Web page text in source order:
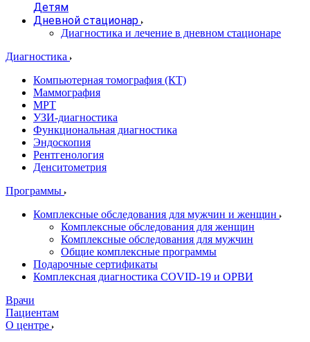
Детям
Дневной стационар
Диагностика и лечение в дневном стационаре
Диагностика
Компьютерная томография (КТ)
Маммография
МРТ
УЗИ-диагностика
Функциональная диагностика
Эндоскопия
Рентгенология
Денситометрия
Программы
Комплексные обследования для мужчин и женщин
Комплексные обследования для женщин
Комплексные обследования для мужчин
Общие комплексные программы
Подарочные сертификаты
Комплексная диагностика COVID-19 и ОРВИ
Врачи
Пациентам
О центре